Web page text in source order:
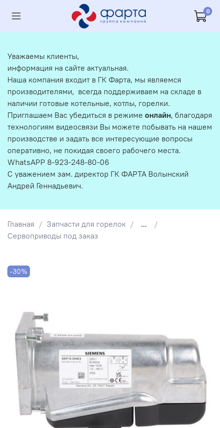
0
Главная Запчасти для горелок
...
Сервоприводы под заказ
-30%
Уважаемы клиенты,
информация на сайте актуальная.
Наша компания входит в ГК Фарта, мы являемся
производителями, всегда поддерживаем на складе в
наличии готовые котельные, котлы, горелки.
Приглашаем Вас убедиться в режиме онлайн, благодаря
технологиям видеосвязи Вы можете побывать на нашем
производстве и задать все интересующие вопросы
оперативно, не покидая своего рабочего места.
WhatsAPP 8-923-248-80-06
С уважением зам. директор ГК ФАРТА Волынский
Андрей Геннадьевич.